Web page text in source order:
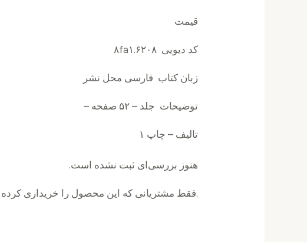
قیمت
کد دیویی ۸fa۱.۶۲۰۸
زبان کتاب فارسی محل نشر
توضیحات جلد – ۵۲ صفحه –
تالیف – چاپ ۱
هنوز بررسی‌ای ثبت نشده است.
.فقط مشتریانی که این محصول را خریداری کرده